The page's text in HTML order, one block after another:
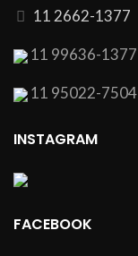
11 2662-1377
11 99636-1377
11 95022-7504
INSTAGRAM
FACEBOOK